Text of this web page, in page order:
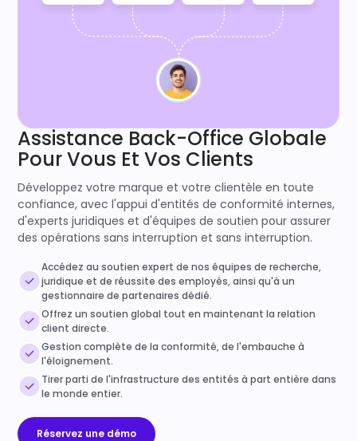
Assistance Back-Office Globale
Pour Vous Et Vos Clients
Développez votre marque et votre clientèle en toute
confiance, avec l'appui d'entités de conformité internes,
d'experts juridiques et d'équipes de soutien pour assurer
des opérations sans interruption et sans interruption.
Accédez au soutien expert de nos équipes de recherche,
juridique et de réussite des employés, ainsi qu'à un
gestionnaire de partenaires dédié.
Offrez un soutien global tout en maintenant la relation
client directe.
Gestion complète de la conformité, de l'embauche à
l'éloignement.
Tirer parti de l'infrastructure des entités à part entière dans
le monde entier.
Réservez une démo